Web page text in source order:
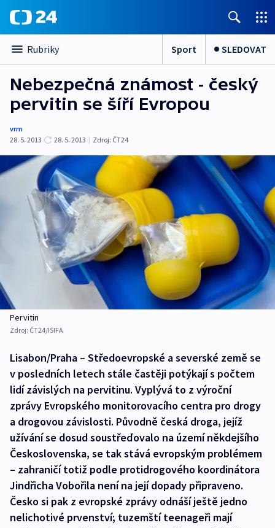
Rubriky Sport SLEDOVAT
Nebezpečná známost - český
pervitin se šíří Evropou
vrm
28. 5. 2013
28. 5. 2013 | Zdroj: ČT24
Pervitin
Zdroj: ČT24/ISIFA
Lisabon/Praha – Středoevropské a severské země se
v posledních letech stále častěji potýkají s počtem
lidí závislých na pervitinu. Vyplývá to z výroční
zprávy Evropského monitorovacího centra pro drogy
a drogovou závislosti. Původně česká droga, jejíž
užívání se dosud soustřeďovalo na území někdejšího
Československa, se tak stává evropským problémem
– zahraničí totiž podle protidrogového koordinátora
Jindřicha Vobořila není na její dopady připraveno.
Česko si pak z evropské zprávy odnáší ještě jedno
nelichotivé prvenství; tuzemští teenageři mají